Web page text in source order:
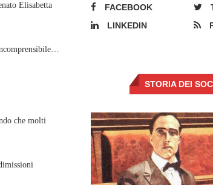
Elisabetta
che molti
FACEBOOK
LINKEDIN
STORIA DEI